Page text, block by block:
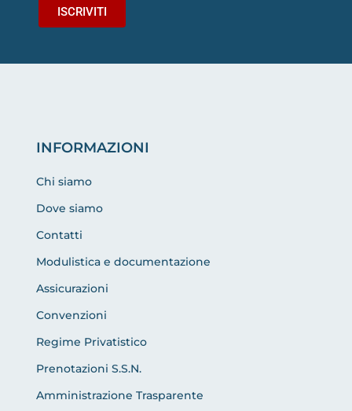
ISCRIVITI
INFORMAZIONI
Chi siamo
Dove siamo
Contatti
Modulistica e documentazione
Assicurazioni
Convenzioni
Regime Privatistico
Prenotazioni S.S.N.
Amministrazione Trasparente